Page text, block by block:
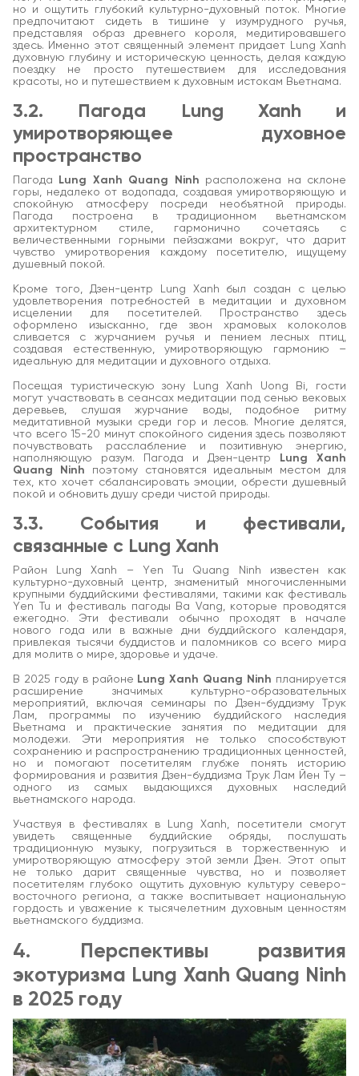
но и ощутить глубокий культурно-духовный поток. Многие
предпочитают сидеть в тишине у изумрудного ручья,
представляя образ древнего короля, медитировавшего
здесь. Именно этот священный элемент придает Lung Xanh
духовную глубину и историческую ценность, делая каждую
поездку не просто путешествием для исследования
красоты, но и путешествием к духовным истокам Вьетнама.
3.2. Пагода Lung Xanh и
умиротворяющее духовное
пространство
Пагода Lung Xanh Quang Ninh расположена на склоне
горы, недалеко от водопада, создавая умиротворяющую и
спокойную атмосферу посреди необъятной природы.
Пагода построена в традиционном вьетнамском
архитектурном стиле, гармонично сочетаясь с
величественными горными пейзажами вокруг, что дарит
чувство умиротворения каждому посетителю, ищущему
душевный покой.
Кроме того, Дзен-центр Lung Xanh был создан с целью
удовлетворения потребностей в медитации и духовном
исцелении для посетителей. Пространство здесь
оформлено изысканно, где звон храмовых колоколов
сливается с журчанием ручья и пением лесных птиц,
создавая естественную, умиротворяющую гармонию –
идеальную для медитации и духовного отдыха.
Посещая туристическую зону Lung Xanh Uong Bi, гости
могут участвовать в сеансах медитации под сенью вековых
деревьев, слушая журчание воды, подобное ритму
медитативной музыки среди гор и лесов. Многие делятся,
что всего 15-20 минут спокойного сидения здесь позволяют
почувствовать расслабление и позитивную энергию,
наполняющую разум. Пагода и Дзен-центр Lung Xanh
Quang Ninh поэтому становятся идеальным местом для
тех, кто хочет сбалансировать эмоции, обрести душевный
покой и обновить душу среди чистой природы.
3.3. События и фестивали,
связанные с Lung Xanh
Район Lung Xanh – Yen Tu Quang Ninh известен как
культурно-духовный центр, знаменитый многочисленными
крупными буддийскими фестивалями, такими как фестиваль
Yen Tu и фестиваль пагоды Ba Vang, которые проводятся
ежегодно. Эти фестивали обычно проходят в начале
нового года или в важные дни буддийского календаря,
привлекая тысячи буддистов и паломников со всего мира
для молитв о мире, здоровье и удаче.
В 2025 году в районе Lung Xanh Quang Ninh планируется
расширение значимых культурно-образовательных
мероприятий, включая семинары по Дзен-буддизму Трук
Лам, программы по изучению буддийского наследия
Вьетнама и практические занятия по медитации для
молодежи. Эти мероприятия не только способствуют
сохранению и распространению традиционных ценностей,
но и помогают посетителям глубже понять историю
формирования и развития Дзен-буддизма Трук Лам Йен Ту –
одного из самых выдающихся духовных наследий
вьетнамского народа.
Участвуя в фестивалях в Lung Xanh, посетители смогут
увидеть священные буддийские обряды, послушать
традиционную музыку, погрузиться в торжественную и
умиротворяющую атмосферу этой земли Дзен. Этот опыт
не только дарит священные чувства, но и позволяет
посетителям глубоко ощутить духовную культуру северо-
восточного региона, а также воспитывает национальную
гордость и уважение к тысячелетним духовным ценностям
вьетнамского буддизма.
4. Перспективы развития
экотуризма Lung Xanh Quang Ninh
в 2025 году